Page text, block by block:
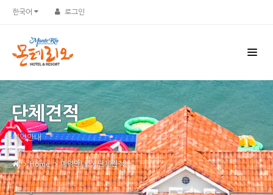
한국어 로그인
단체견적
예약안내
Home 예약안내 단체견적
Sketchbook5, 스케치북5